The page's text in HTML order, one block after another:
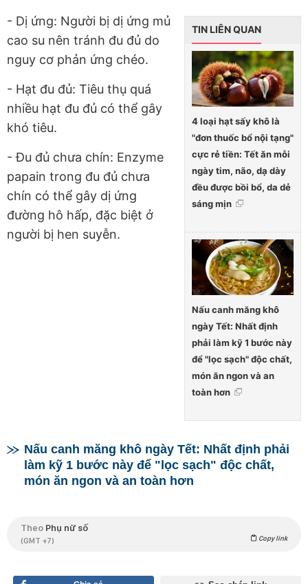
TIN LIÊN QUAN
4 loại hạt sấy khô là
"đơn thuốc bổ nội tạng"
cực rẻ tiền: Tết ăn mỗi
ngày tim, não, dạ dày
đều được bồi bổ, da dẻ
sáng mịn
Nấu canh măng khô
ngày Tết: Nhất định
phải làm kỹ 1 bước này
để "lọc sạch" độc chất,
món ăn ngon và an
toàn hơn
- Dị ứng: Người bị dị ứng mủ
cao su nên tránh đu đủ do
nguy cơ phản ứng chéo.
- Hạt đu đủ: Tiêu thụ quá
nhiều hạt đu đủ có thể gây
khó tiêu.
- Đu đủ chưa chín: Enzyme
papain trong đu đủ chưa
chín có thể gây dị ứng
đường hô hấp, đặc biệt ở
người bị hen suyễn.
Nấu canh măng khô ngày Tết: Nhất định phải
làm kỹ 1 bước này để "lọc sạch" độc chất,
món ăn ngon và an toàn hơn
Theo Phụ nữ số
(GMT +7) Copy link